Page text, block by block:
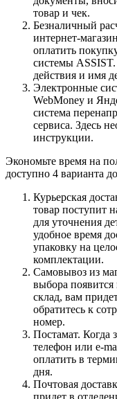
товар и чек.
Безналичный
интернет-
оплатить
системы
действия и имя
Электронные
WebMoney и
система
сервиса. Здесь
инструкции.
Экономьте время на
доступно 4 варианта
Курьерская
товар поступит
для уточнения
удобное время
упаковку на
комплектации.
Самовывоз из
выбора появится
склад, вам
обратитесь к
номер.
Постамат. Когда
телефон или e-
оплатить в
дня.
Почтовая
придет в